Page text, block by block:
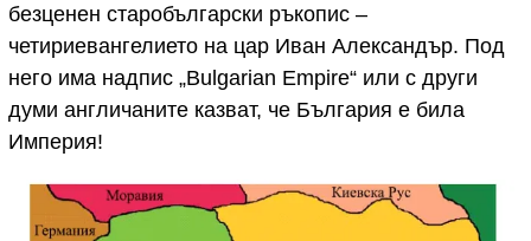
безценен старобългарски ръкопис –
четириевангелието на цар Иван Александър. Под
него има надпис „Bulgarian Empire“ или с други
думи англичаните казват, че България е била
Империя!